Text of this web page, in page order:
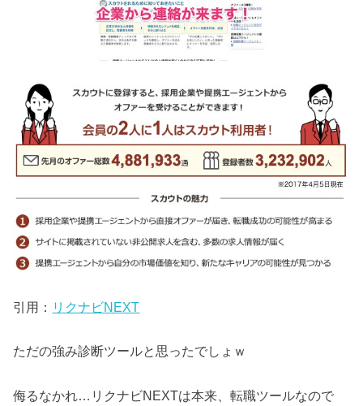
引用： リクナビNEXT
ただの強み診断ツールと思ったでしょｗ
侮るなかれ…リクナビNEXTは本来、転職ツールなので